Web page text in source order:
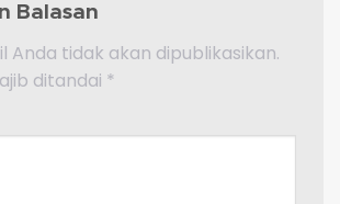
Balasan
Anda tidak akan dipublikasikan.
ditandai *